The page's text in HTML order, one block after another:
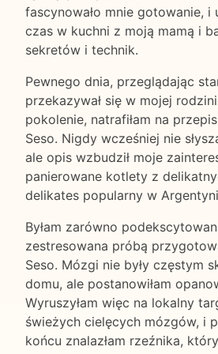
fascynowało mnie gotowanie, i
czas w kuchni z moją mamą i
sekretów i technik.
Pewnego dnia, przeglądając
przekazywał się w mojej
pokolenie, natrafiłam na
Seso. Nigdy wcześniej nie
ale opis wzbudził moje
panierowane kotlety z
delikates popularny w
Byłam zarówno
zestresowana próbą
Seso. Mózgi nie były częstym
domu, ale postanowiłam
Wyruszyłam więc na lokalny
świeżych cielęcych mózgów, i
końcu znalazłam rzeźnika,